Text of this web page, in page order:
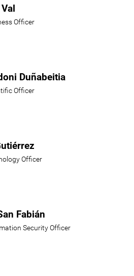
Officer
Duñabeitia
Officer
Officer
Fabián
Security Officer